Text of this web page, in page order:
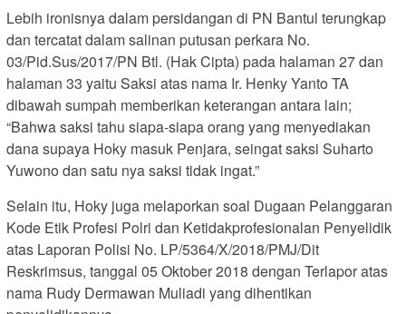
Lebih ironisnya dalam persidangan di PN Bantul terungkap
dan tercatat dalam salinan putusan perkara No.
03/Pid.Sus/2017/PN Btl. (Hak Cipta) pada halaman 27 dan
halaman 33 yaitu Saksi atas nama Ir. Henky Yanto TA
dibawah sumpah memberikan keterangan antara lain;
“Bahwa saksi tahu siapa-siapa orang yang menyediakan
dana supaya Hoky masuk Penjara, seingat saksi Suharto
Yuwono dan satu nya saksi tidak ingat.”
Selain itu, Hoky juga melaporkan soal Dugaan Pelanggaran
Kode Etik Profesi Polri dan Ketidakprofesionalan Penyelidik
atas Laporan Polisi No. LP/5364/X/2018/PMJ/Dit
Reskrimsus, tanggal 05 Oktober 2018 dengan Terlapor atas
nama Rudy Dermawan Muliadi yang dihentikan